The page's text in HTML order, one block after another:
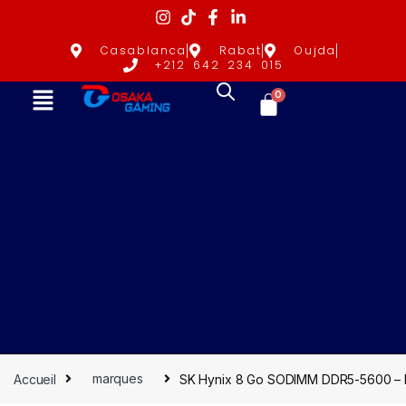
Casablanca Rabat
Oujda
+212 642 234 015
0
Accueil marques SK Hynix 8 Go SODIMM DDR5-5600